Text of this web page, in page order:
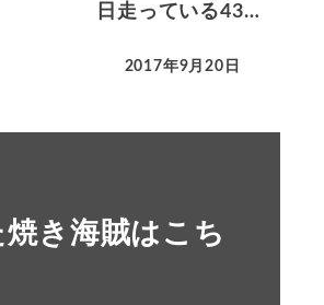
日走っている43…
2017年9月20日
焼き海賊はこち